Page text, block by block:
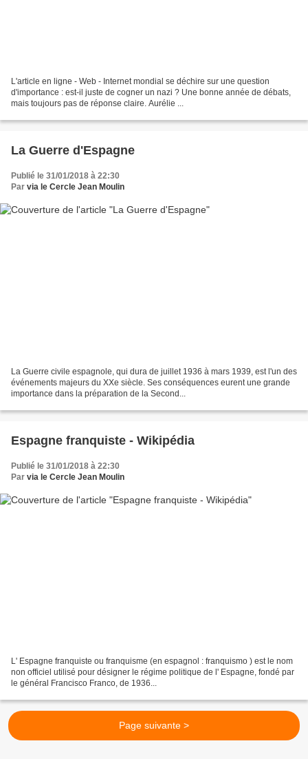
L'article en ligne - Web - Internet mondial se déchire sur une question
d'importance : est-il juste de cogner un nazi ? Une bonne année de débats,
mais toujours pas de réponse claire. Aurélie ...
La Guerre d'Espagne
Publié le 31/01/2018 à 22:30
Par via le Cercle Jean Moulin
La Guerre civile espagnole, qui dura de juillet 1936 à mars 1939, est l'un des
événements majeurs du XXe siècle. Ses conséquences eurent une grande
importance dans la préparation de la Second...
Espagne franquiste - Wikipédia
Publié le 31/01/2018 à 22:30
Par via le Cercle Jean Moulin
L' Espagne franquiste ou franquisme (en espagnol : franquismo ) est le nom
non officiel utilisé pour désigner le régime politique de l' Espagne, fondé par
le général Francisco Franco, de 1936...
Page suivante >